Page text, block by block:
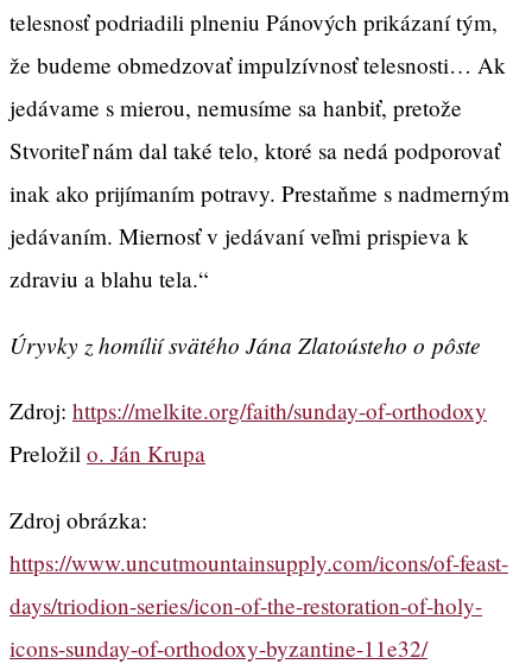
telesnosť podriadili plneniu Pánových prikázaní tým,
že budeme obmedzovať impulzívnosť telesnosti… Ak
jedávame s mierou, nemusíme sa hanbiť, pretože
Stvoriteľ nám dal také telo, ktoré sa nedá podporovať
inak ako prijímaním potravy. Prestaňme s nadmerným
jedávaním. Miernosť v jedávaní veľmi prispieva k
zdraviu a blahu tela.“
Úryvky z homílií svätého Jána Zlatoústeho o pôste
Zdroj: https://melkite.org/faith/sunday-of-orthodoxy
Preložil o. Ján Krupa
Zdroj obrázka:
https://www.uncutmountainsupply.com/icons/of-feast-
days/triodion-series/icon-of-the-restoration-of-holy-
icons-sunday-of-orthodoxy-byzantine-11e32/